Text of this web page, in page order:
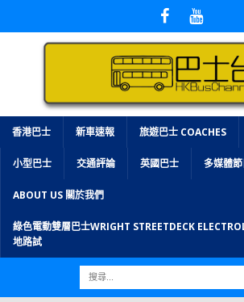
香港巴士 新車速報 旅遊巴士 COACHES
小型巴士 交通評論 英國巴士 多媒體節
ABOUT US 關於我們
綠色電動雙層巴士WRIGHT STREETDECK
地路試